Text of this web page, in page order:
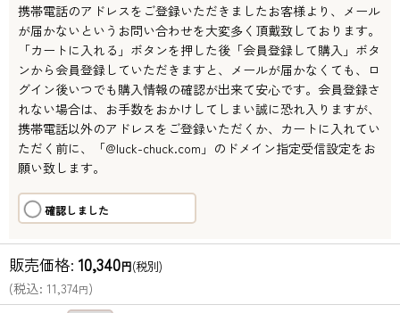
携帯電話のアドレスをご登録いただきましたお客様より、メール
が届かないというお問い合わせを大変多く頂戴致しております。
「カートに入れる」ボタンを押した後「会員登録して購入」ボタ
ンから会員登録していただきますと、メールが届かなくても、ロ
グイン後いつでも購入情報の確認が出来て安心です。会員登録さ
れない場合は、お手数をおかけしてしまい誠に恐れ入りますが、
携帯電話以外のアドレスをご登録いただくか、カートに入れてい
ただく前に、「@luck-chuck.com」のドメイン指定受信設定をお
願い致します。
確認しました
販売価格: 10,340円(税別)
(税込: 11,374円)